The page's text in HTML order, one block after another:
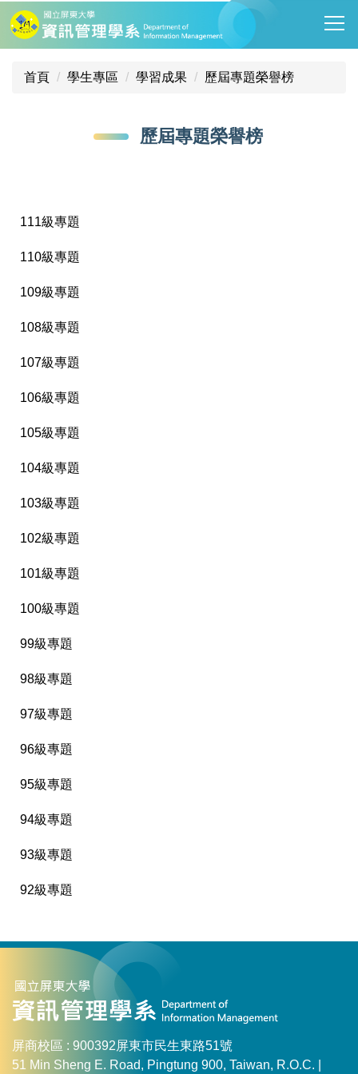
跳
到
主
首頁 學生專區 學習成果 歷屆專題榮譽榜
歷屆專題榮譽榜
111級專題
110級專題
109級專題
108級專題
107級專題
106級專題
105級專題
104級專題
103級專題
102級專題
101級專題
100級專題
99級專題
98級專題
97級專題
96級專題
95級專題
94級專題
93級專題
92級專題
屏商校區 : 900392屏東市民生東路51號
51 Min Sheng E. Road, Pingtung 900, Taiwan, R.O.C. |